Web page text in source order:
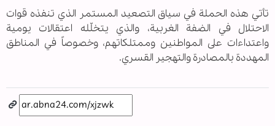
تأتي هذه الحملة في سياق التصعيد المستمر الذي تنفذه قوات
الاحتلال في الضفة الغربية، والذي يتخلّله اعتقالات يومية
واعتداءات على المواطنين وممتلكاتهم، وخصوصاً في المناطق
المهددة بالمصادرة والتهجير القسري.